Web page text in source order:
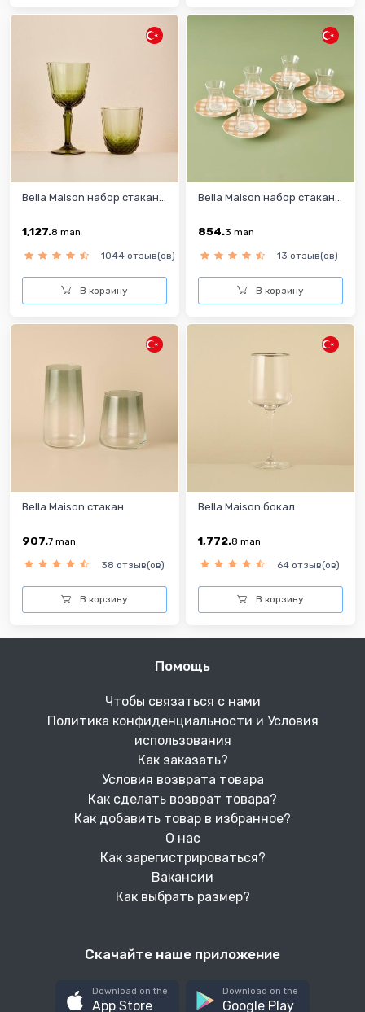
Bella Maison набор стакан...
1,127.8 man
1044 отзыв(ов)
В корзину
Bella Maison набор стакан...
854.3 man
13 отзыв(ов)
В корзину
Bella Maison стакан
907.7 man
38 отзыв(ов)
В корзину
Bella Maison бокал
1,772.8 man
64 отзыв(ов)
В корзину
Помощь
Чтобы связаться с нами
Политика конфиденциальности и Условия
использования
Как заказать?
Условия возврата товара
Как сделать возврат товара?
Как добавить товар в избранное?
О нас
Как зарегистрироваться?
Вакансии
Как выбрать размер?
Скачайте наше приложение
Download on the
App Store
Download on the
Google Play